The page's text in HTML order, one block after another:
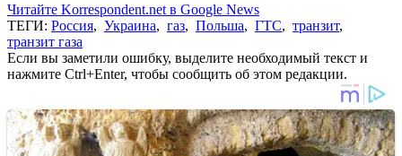
Читайте Korrespondent.net в Google News
ТЕГИ: Россия, Украина, газ, Польша, ГТС, транзит,
транзит газа
Если вы заметили ошибку, выделите необходимый текст и
нажмите Ctrl+Enter, чтобы сообщить об этом редакции.